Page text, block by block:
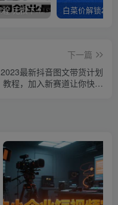
全网VIP课程 无损下载~
下一篇
2023最新抖音图文带货计划
教程，加入新赛道让你快速